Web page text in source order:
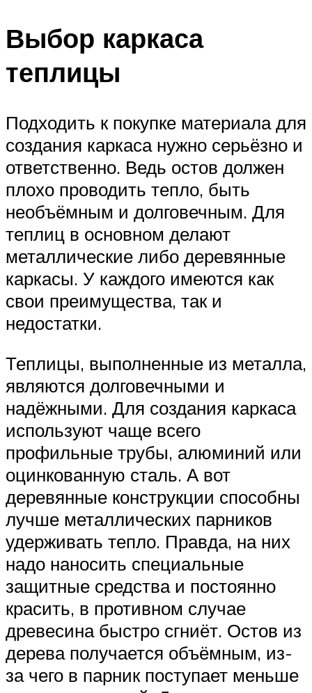
Выбор каркаса
теплицы
Подходить к покупке материала для
создания каркаса нужно серьёзно и
ответственно. Ведь остов должен
плохо проводить тепло, быть
необъёмным и долговечным. Для
теплиц в основном делают
металлические либо деревянные
каркасы. У каждого имеются как
свои преимущества, так и
недостатки.
Теплицы, выполненные из металла,
являются долговечными и
надёжными. Для создания каркаса
используют чаще всего
профильные трубы, алюминий или
оцинкованную сталь. А вот
деревянные конструкции способны
лучше металлических парников
удерживать тепло. Правда, на них
надо наносить специальные
защитные средства и постоянно
красить, в противном случае
древесина быстро сгниёт. Остов из
дерева получается объёмным, из-
за чего в парник поступает меньше